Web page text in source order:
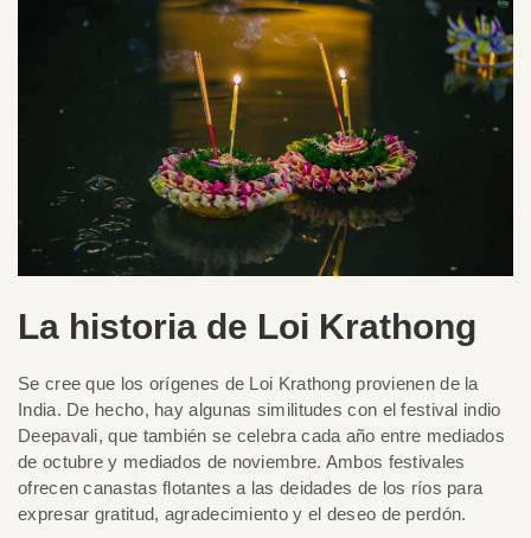
La historia de Loi Krathong
Se cree que los orígenes de Loi Krathong provienen de la
India. De hecho, hay algunas similitudes con el festival indio
Deepavali, que también se celebra cada año entre mediados
de octubre y mediados de noviembre. Ambos festivales
ofrecen canastas flotantes a las deidades de los ríos para
expresar gratitud, agradecimiento y el deseo de perdón.